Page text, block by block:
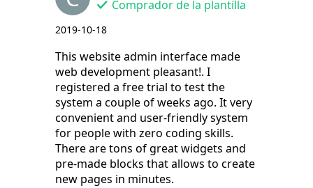
Comprador de la plantilla
2019-10-18
This website admin interface made
web development pleasant!. I
registered a free trial to test the
system a couple of weeks ago. It very
convenient and user-friendly system
for people with zero coding skills.
There are tons of great widgets and
pre-made blocks that allows to create
new pages in minutes.